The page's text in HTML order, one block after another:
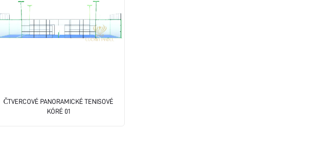
ČTVERCOVÉ PANORAMICKÉ TENISOVÉ
KÓRÉ 01